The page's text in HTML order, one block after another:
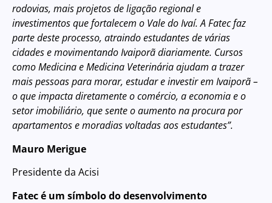
rodovias, mais projetos de ligação regional e
investimentos que fortalecem o Vale do Ivaí. A Fatec faz
parte deste processo, atraindo estudantes de várias
cidades e movimentando Ivaiporã diariamente. Cursos
como Medicina e Medicina Veterinária ajudam a trazer
mais pessoas para morar, estudar e investir em Ivaiporã –
o que impacta diretamente o comércio, a economia e o
setor imobiliário, que sente o aumento na procura por
apartamentos e moradias voltadas aos estudantes”.
Mauro Merigue
Presidente da Acisi
Fatec é um símbolo do desenvolvimento